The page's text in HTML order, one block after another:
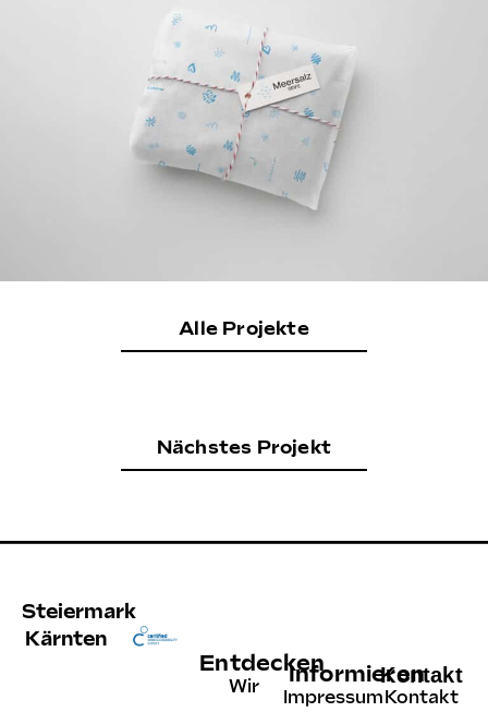
Alle Projekte
Nächstes Projekt
Steiermark
Kärnten
Entdecken
Wir Informieren
Impressum
Kontakt
Kontakt